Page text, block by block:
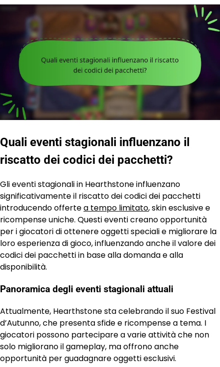
Quali eventi stagionali influenzano il
riscatto dei codici dei pacchetti?
Gli eventi stagionali in Hearthstone influenzano
significativamente il riscatto dei codici dei pacchetti
introducendo offertea tempo limitato, skin esclusive e
ricompense uniche. Questi eventi creano opportunità
per i giocatori di ottenere oggetti speciali e migliorare la
loro esperienza di gioco, influenzando anche il valore dei
codici dei pacchetti in base alla domanda e alla
disponibilità.
Panoramica degli eventi stagionali attuali
Attualmente, Hearthstone sta celebrando il suo Festival
d’Autunno, che presenta sfide e ricompense a tema. I
giocatori possono partecipare a varie attività che non
solo migliorano il gameplay, ma offrono anche
opportunità per guadagnare oggetti esclusivi.